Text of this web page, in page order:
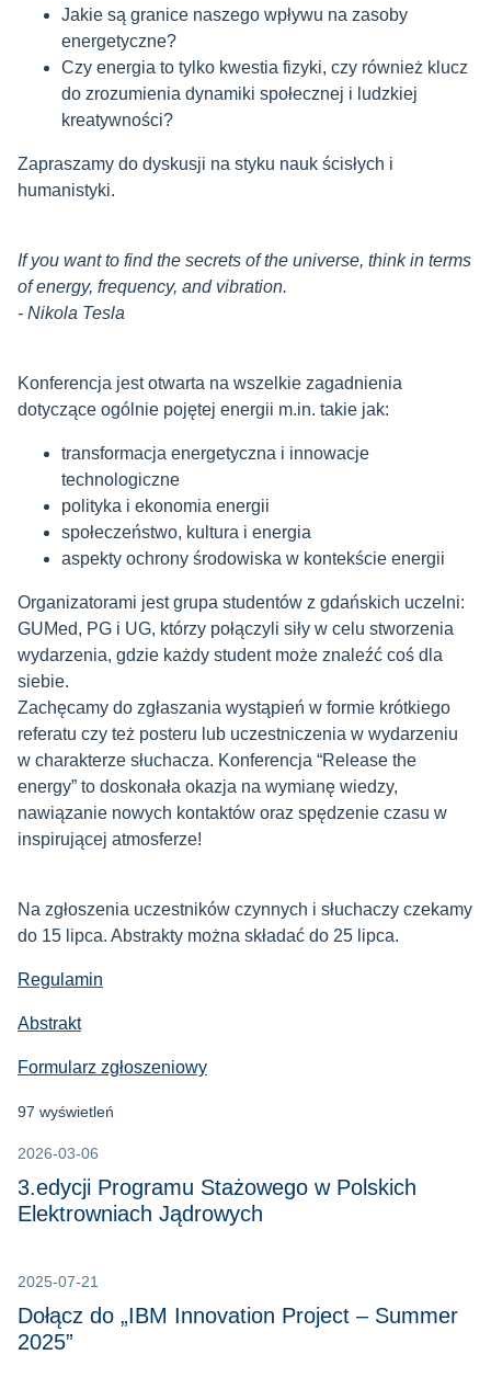
Jakie są granice naszego wpływu na zasoby
energetyczne?
Czy energia to tylko kwestia fizyki, czy również klucz
do zrozumienia dynamiki społecznej i ludzkiej
kreatywności?
Zapraszamy do dyskusji na styku nauk ścisłych i
humanistyki.
If you want to find the secrets of the universe, think in terms
of energy, frequency, and vibration.
- Nikola Tesla
Konferencja jest otwarta na wszelkie zagadnienia
dotyczące ogólnie pojętej energii m.in. takie jak:
transformacja energetyczna i innowacje
technologiczne
polityka i ekonomia energii
społeczeństwo, kultura i energia
aspekty ochrony środowiska w kontekście energii
Organizatorami jest grupa studentów z gdańskich uczelni:
GUMed, PG i UG, którzy połączyli siły w celu stworzenia
wydarzenia, gdzie każdy student może znaleźć coś dla
siebie.
Zachęcamy do zgłaszania wystąpień w formie krótkiego
referatu czy też posteru lub uczestniczenia w wydarzeniu
w charakterze słuchacza. Konferencja “Release the
energy” to doskonała okazja na wymianę wiedzy,
nawiązanie nowych kontaktów oraz spędzenie czasu w
inspirującej atmosferze!
Na zgłoszenia uczestników czynnych i słuchaczy czekamy
do 15 lipca. Abstrakty można składać do 25 lipca.
Regulamin
Abstrakt
Formularz zgłoszeniowy
97 wyświetleń
2026-03-06
3.edycji Programu Stażowego w Polskich
Elektrowniach Jądrowych
2025-07-21
Dołącz do „IBM Innovation Project – Summer
2025”